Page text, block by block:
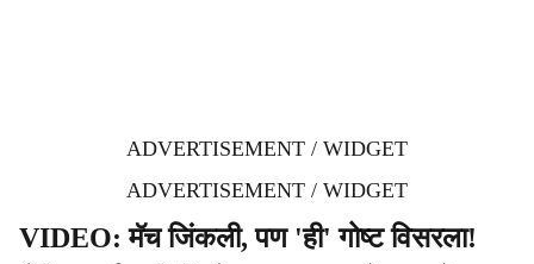
ADVERTISEMENT / WIDGET
ADVERTISEMENT / WIDGET
VIDEO: मॅच जिंकली, पण 'ही' गोष्ट विसरला!